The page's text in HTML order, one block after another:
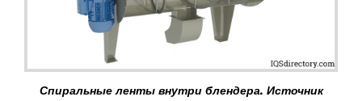
Спиральные ленты внутри блендера. Источник